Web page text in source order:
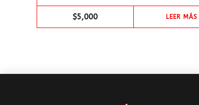
$5,000 LEER MÁS